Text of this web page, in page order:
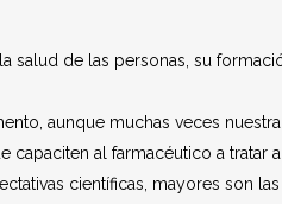
salud de las personas, su
aunque muchas veces nuestra
capaciten al farmacéutico a
científicas, mayores son